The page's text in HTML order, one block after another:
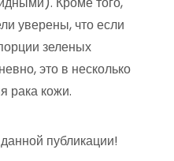
уверены, что если
зеленых
это в несколько
рака кожи.
публикации!